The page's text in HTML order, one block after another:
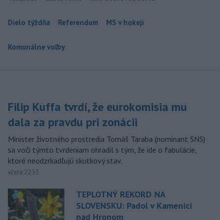
Dielo týždňa Referendum MS v hokeji
Komunálne voľby
Filip Kuffa tvrdí, že eurokomisia mu
dala za pravdu pri zonácii
Minister životného prostredia Tomáš Taraba (nominant SNS)
sa voči týmto tvrdeniam ohradil s tým, že ide o fabulácie,
ktoré neodzrkadľujú skutkový stav.
včera 22:53
TEPLOTNÝ REKORD NA
SLOVENSKU: Padol v Kamenici
nad Hronom